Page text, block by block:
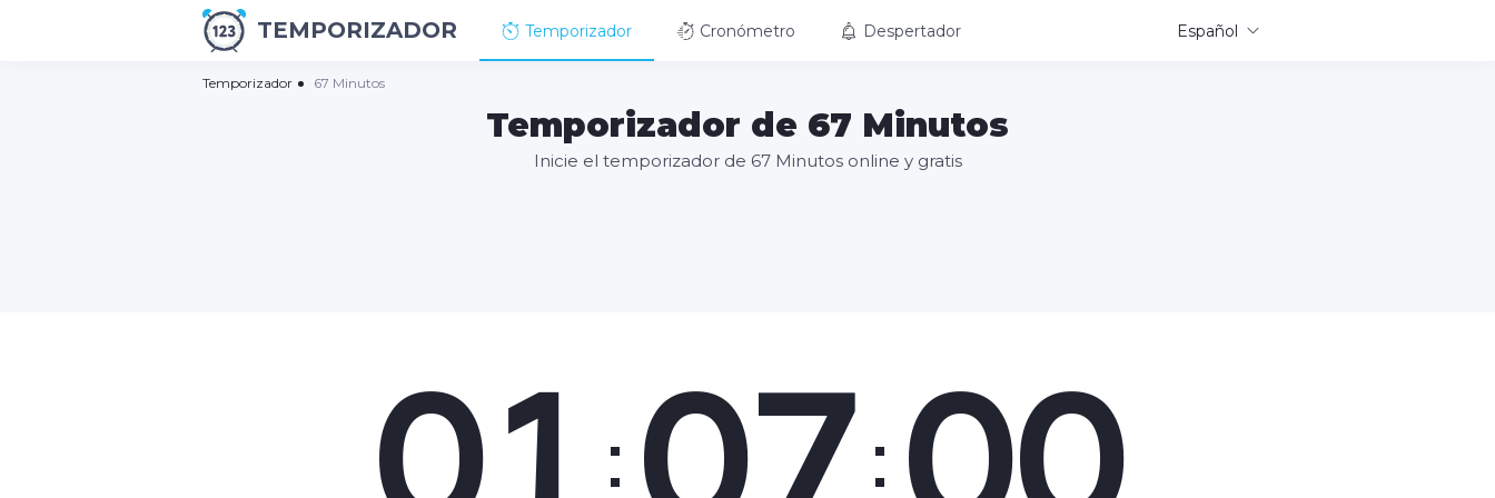
TEMPORIZADOR Temporizador Cronómetro Despertador Español
Temporizador 67 Minutos
Temporizador de 67 Minutos
Inicie el temporizador de 67 Minutos online y gratis
: :